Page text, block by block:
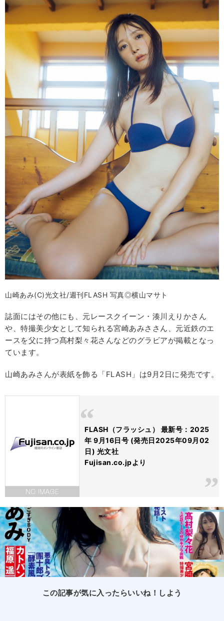
山崎あみ(C)光文社/週刊FLASH 写真◎横山マサト
誌面にはその他にも、元レースクイーン・湊川えりかさん
や、特撮美少女として知られる宮崎あみささん、元近鉄のエ
ースを父に持つ髙村梨々花さんなどのグラビアが掲載となっ
ています。
山崎あみさんが表紙を飾る「FLASH」は9月2日に発売です。
FLASH（フラッシュ） 最新号：2025
年 9月16日号 (発売日2025年09月02
日) 光文社
Fujisan.co.jpより
この記事が気に入ったらいいね！しよう